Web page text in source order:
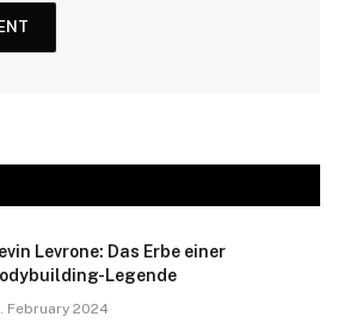
Levrone: Das Erbe einer
Legende
February 2024